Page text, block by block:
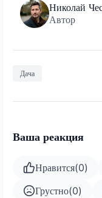
Николай
Автор
Дача
Ваша реакция
Нравится(0)
Грустно(0)